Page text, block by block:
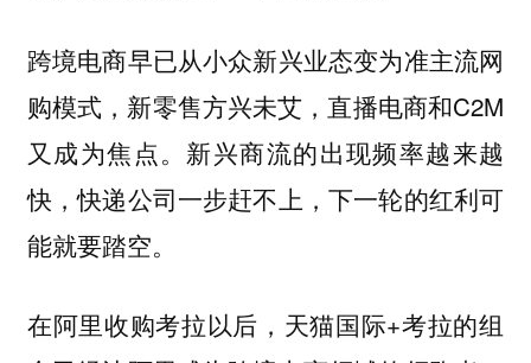
跨境电商早已从小众新兴业态变为准主流网
购模式，新零售方兴未艾，直播电商和C2M
又成为焦点。新兴商流的出现频率越来越
快，快递公司一步赶不上，下一轮的红利可
能就要踏空。
在阿里收购考拉以后，天猫国际+考拉的组